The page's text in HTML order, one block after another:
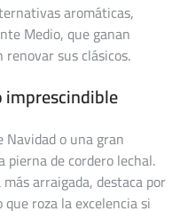
aromáticas,
Medio, que ganan
sus clásicos.
imprescindible
o una gran
pierna de cordero lechal.
arraigada, destaca por
roza la excelencia si